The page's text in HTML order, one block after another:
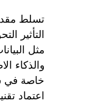
تسلط
التأثير
مثل
والذكاء
اعتماد